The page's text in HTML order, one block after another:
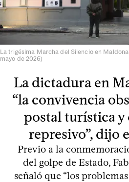
La trigésima Marcha del Silencio en
mayo de 2026)
La dictadura en
“la convivencia
postal turística y
represivo”, dijo
Previo a la
del golpe de Estado,
señaló que “los